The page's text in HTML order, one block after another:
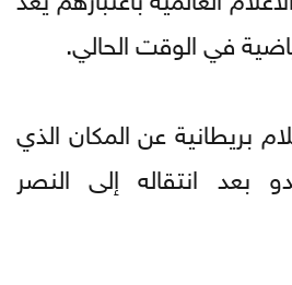
في الوقت الحالي.
بريطانية عن المكان الذي
بعد انتقاله إلى النصر